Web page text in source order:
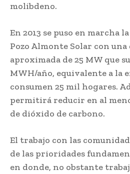
molibdeno.
En 2013 se puso en marcha
Pozo Almonte Solar con
aproximada de 25 MW que
MWH/año, equivalente a la
consumen 25 mil hogares.
permitirá reducir en al
de dióxido de carbono.
El trabajo con las
de las prioridades
en donde, no obstante